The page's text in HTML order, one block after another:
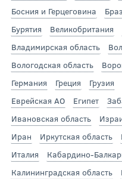
Босния и Герцеговина
Бурятия
Великобритания
Владимирская область
Вологодская область
Германия
Греция Грузия
Еврейская АО
Египет
Ивановская область
Иран
Иркутская область
Италия
Кабардино-
Калининградская область